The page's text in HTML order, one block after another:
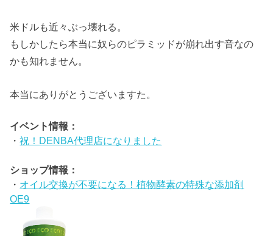
米ドルも近々ぶっ壊れる。
もしかしたら本当に奴らのピラミッドが崩れ出す音なの
かも知れません。
本当にありがとうございますた。
イベント情報：
・祝！DENBA代理店になりました
ショップ情報：
・ オイル交換が不要になる！植物酵素の特殊な添加剤
OE9